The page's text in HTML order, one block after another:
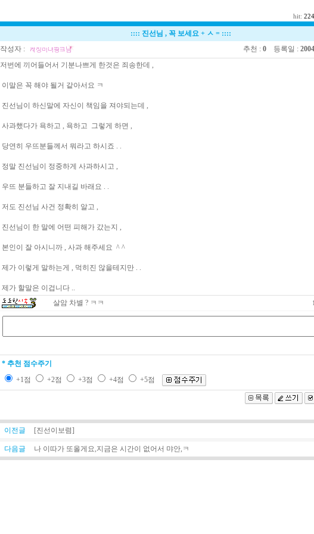
hit: 224
:::: 진선님 , 꼭 보세요 + ㅅ =::::
작성자 :
추천 : 0등록일 :
저번에 끼어들어서 기분나쁘게 한것은 죄송한데 ,
이말은 꼭 해야 될거 같아서요 ㅋ
진선님이 하신말에 자신이 책임을 져야되는데 ,
사과했다가 욕하고 , 욕하고 그렇게 하면 ,
당연히 우뜨분들께서 뭐라고 하시죠 . .
정말 진선님이 정중하게 사과하시고 ,
우뜨 분들하고 잘 지내길 바래요 . .
저도 진선님 사건 정확히 알고 ,
진선님이 한 말에 어떤 피해가 갔는지 ,
본인이 잘 아시니까 , 사과 해주세요 ^ ^
제가 이렇게 말하는게 , 먹히진 않을테지만 . .
제가 할말은 이겁니다 ..
살암 차별 ? ㅋㅋ
* 추천 점수주기
+1점
+2점 +3점 +4점 +5점
이전글 [진선이보렴]
다음글 나 이따가 또올게요,지금은 시간이 없어서 먀안,ㅋ